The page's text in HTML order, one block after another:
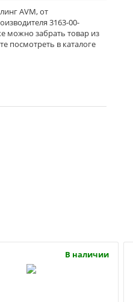
АVМ, от
3163-00-
можно забрать товар из
посмотреть в каталоге
В наличии